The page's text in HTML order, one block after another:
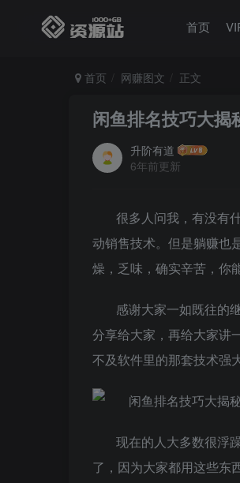
首页
首页 网赚图文 正文
闲鱼排名技巧大揭
升阶有道
6年前更新
很多人问我，有没有
动销售技术。但是躺赚也
燥，乏味，确实辛苦，你
感谢大家一如既往的
分享给大家，再给大家讲
不及软件里的那套技术强
现在的人大多数很浮
了，因为大家都用这些东